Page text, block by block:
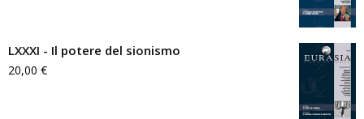
LXXXI - Il potere del sionismo
20,00 €